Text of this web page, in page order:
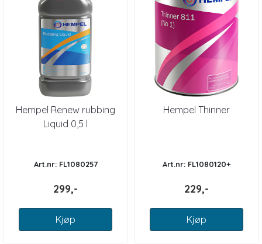
Hempel Renew rubbing
Liquid 0,5 l
Art.nr: FL1080257
299,-
Kjøp
Hempel Thinner
Art.nr: FL1080120+
229,-
Kjøp